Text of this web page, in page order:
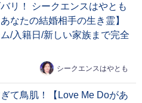
リ！ シークエンスはやとも
なたの結婚相手の生き霊】
/入籍日/新しい家族まで完全
シークエンスはやとも
て鳥肌！【Love Me Doがあ